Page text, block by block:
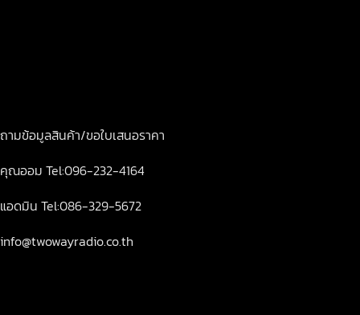
ถามข้อมูลสินค้า/ขอใบเสนอราคา
คุณออม Tel:096-232-4164
แอดมิน Tel:086-329-5672
info@twowayradio.co.th